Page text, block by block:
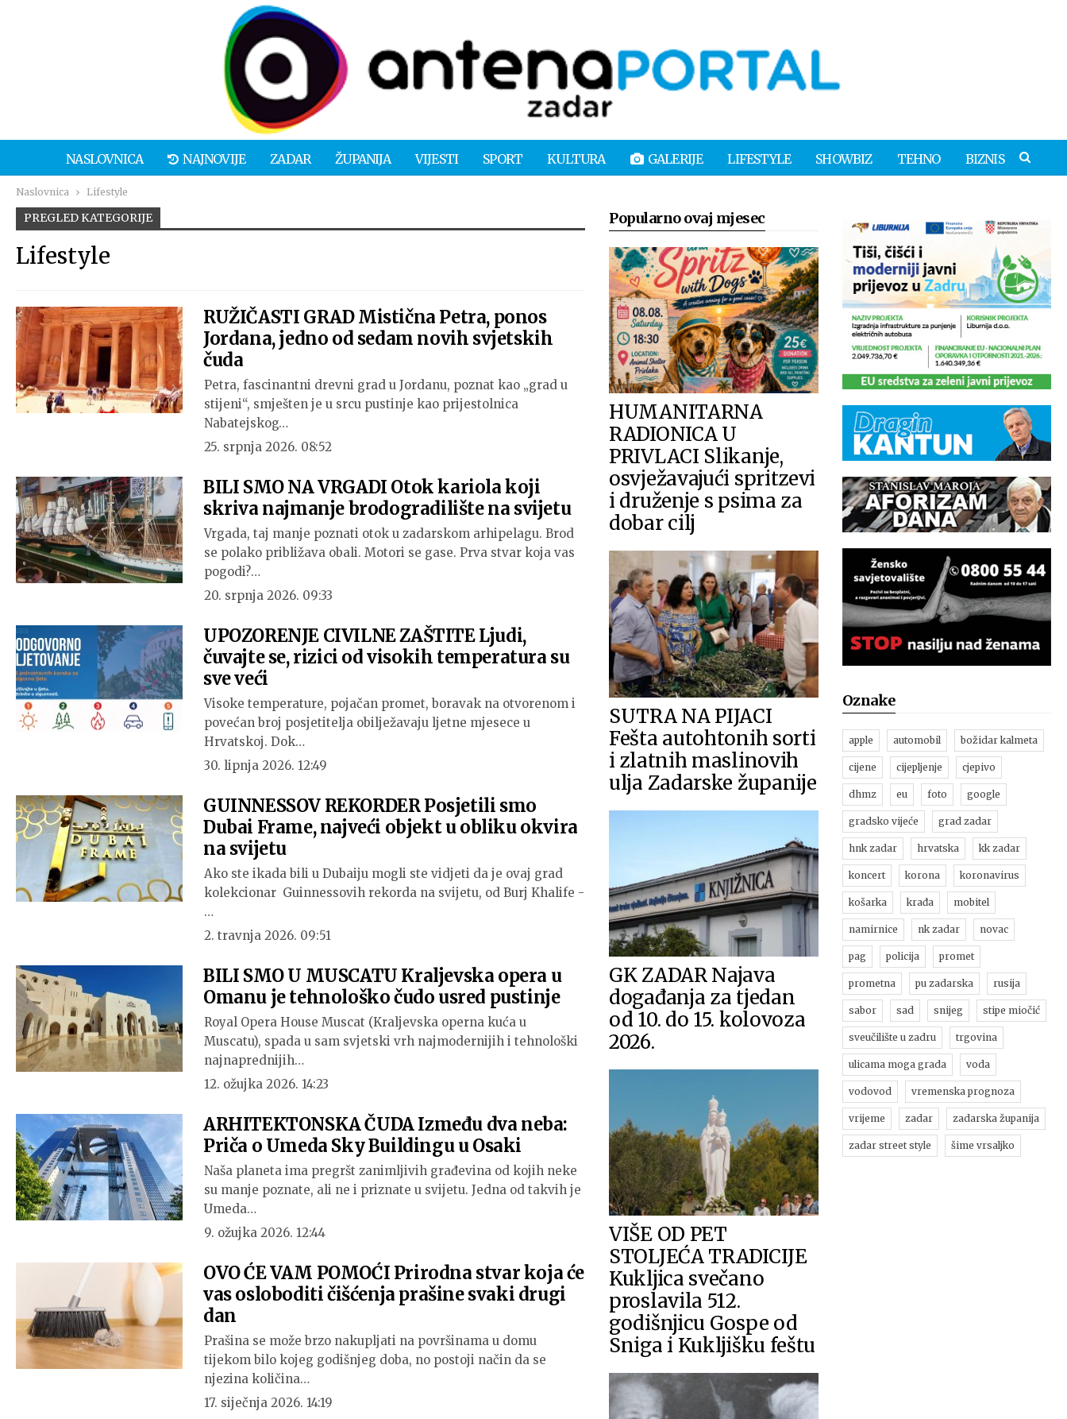
NASLOVNICA NAJNOVIJE ZADAR ŽUPANIJA VIJESTI SPORT KULTURA GALERIJE LIFESTYLE SHOWBIZ TEHNO BIZNIS
Naslovnica Lifestyle
PREGLED KATEGORIJE
Lifestyle
RUŽIČASTI GRAD Mistična Petra, ponos
Jordana, jedno od sedam novih svjetskih
čuda
Petra, fascinantni drevni grad u Jordanu, poznat kao „grad u
stijeni“, smješten je u srcu pustinje kao prijestolnica
Nabatejskog…
25. srpnja 2026. 08:52
BILI SMO NA VRGADI Otok kariola koji
skriva najmanje brodogradilište na svijetu
Vrgada, taj manje poznati otok u zadarskom arhipelagu. Brod
se polako približava obali. Motori se gase. Prva stvar koja vas
pogodi?…
20. srpnja 2026. 09:33
UPOZORENJE CIVILNE ZAŠTITE Ljudi,
čuvajte se, rizici od visokih temperatura su
sve veći
Visoke temperature, pojačan promet, boravak na otvorenom i
povećan broj posjetitelja obilježavaju ljetne mjesece u
Hrvatskoj. Dok…
30. lipnja 2026. 12:49
GUINNESSOV REKORDER Posjetili smo
Dubai Frame, najveći objekt u obliku okvira
na svijetu
Ako ste ikada bili u Dubaiju mogli ste vidjeti da je ovaj grad
kolekcionar Guinnessovih rekorda na svijetu, od Burj Khalife -
…
2. travnja 2026. 09:51
BILI SMO U MUSCATU Kraljevska opera u
Omanu je tehnološko čudo usred pustinje
Royal Opera House Muscat (Kraljevska operna kuća u
Muscatu), spada u sam svjetski vrh najmodernijih i tehnološki
najnaprednijih…
12. ožujka 2026. 14:23
ARHITEKTONSKA ČUDA Između dva neba:
Priča o Umeda Sky Buildingu u Osaki
Naša planeta ima pregršt zanimljivih građevina od kojih neke
su manje poznate, ali ne i priznate u svijetu. Jedna od takvih je
Umeda…
9. ožujka 2026. 12:44
OVO ĆE VAM POMOĆI Prirodna stvar koja će
vas osloboditi čišćenja prašine svaki drugi
dan
Prašina se može brzo nakupljati na površinama u domu
tijekom bilo kojeg godišnjeg doba, no postoji način da se
njezina količina…
17. siječnja 2026. 14:19
Oznake
apple automobil božidar kalmeta
cijene cijepljenje cjepivo
dhmz eu foto google
gradsko vijeće grad zadar
hnk zadar hrvatska kk zadar
koncert korona koronavirus
košarka krađa mobitel
namirnice nk zadar novac
pag policija promet
prometna pu zadarska rusija
sabor sad snijeg stipe miočić
sveučilište u zadru trgovina
ulicama moga grada voda
vodovod vremenska prognoza
vrijeme zadar zadarska županija
zadar street style šime vrsaljko
Popularno ovaj mjesec
HUMANITARNA
RADIONICA U
PRIVLACI Slikanje,
osvježavajući spritzevi
i druženje s psima za
dobar cilj
SUTRA NA PIJACI
Fešta autohtonih sorti
i zlatnih maslinovih
ulja Zadarske županije
GK ZADAR Najava
događanja za tjedan
od 10. do 15. kolovoza
2026.
VIŠE OD PET
STOLJEĆA TRADICIJE
Kukljica svečano
proslavila 512.
godišnjicu Gospe od
Sniga i Kukljišku feštu